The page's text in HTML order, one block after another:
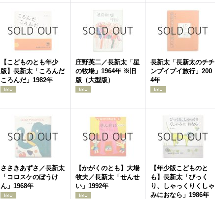
【こどものとも年少
版】長新太「ころんだ
ころんだ」1982年
庄野英二／長新太「星
の牧場」1964年 ※旧
版（大型版）
長新太「長新太のチチ
ンプイプイ旅行」200
4年
ささきあずさ／長新太
「コロスケのぼうけ
ん」1968年
【かがくのとも】大場
牧夫／長新太「せんせ
い」1992年
【年少版こどものと
も】長新太「びっく
り、しゃっくりくしゃ
みにおなら」1986年